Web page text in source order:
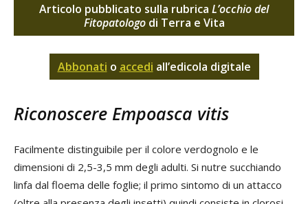
Articolo pubblicato sulla rubrica L’occhio del
Fitopatologodi Terra e Vita
Abbonati o accedi all’edicola digitale
Riconoscere Empoasca vitis
Facilmente distinguibile per il colore verdognolo e le
dimensioni di 2,5-3,5 mm degli adulti. Si nutre succhiando
linfa dal floema delle foglie; il primo sintomo di un attacco